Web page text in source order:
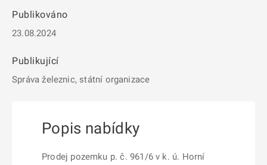
Publikováno
23.08.2024
Publikující
Správa železnic, státní organizace
Popis nabídky
Prodej pozemku p. č. 961/6 v k. ú. Horní